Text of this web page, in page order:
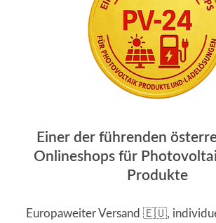
Einer der führenden
Onlineshops für
Produkte
Europaweiter Versand 🇪🇺,